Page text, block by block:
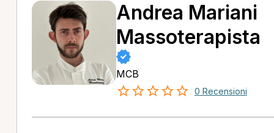
Andrea Mariani
Massoterapista
MCB
0 Recensioni